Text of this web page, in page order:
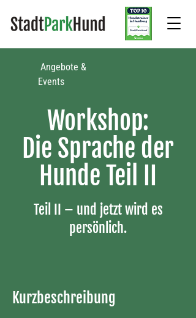
Angebote &
Events​
Workshop:
Die Sprache der
Hunde Teil II
Teil II – und jetzt wird es
persönlich.
Kurzbeschreibung